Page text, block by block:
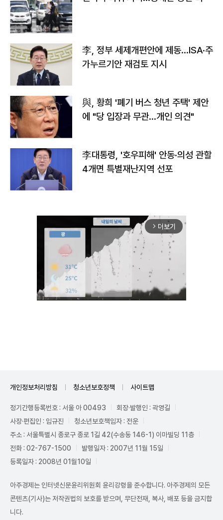
李, 정부 세제개편안에 제동…ISA·주
가누르기안 재검토 지시
與, 황희 '폐기 버스 청년 주택' 제안
에 "당 입장과 무관…개인 의견"
李대통령, '호우피해' 안동·의성 관할
4개면 특별재난지역 선포
arrow_forward_ios 더보기
개인정보처리방침 청소년보호정책 사이트맵
정기간행등록번호 : 서울 아 00493
회장·발행인 : 곽영길
사장·편집인 : 임규진
청소년보호책임자 : 전운
주소 : 서울특별시 종로구 종로 1길 42(수송동 146-1) 이마빌딩 11층
전화 : 02-767-1500
발행일자 : 2007년 11월 15일
등록일자 : 2008년 01월10일
아주경제는 인터넷신문윤리위원회 윤리강령을 준수합니다. 아주경제의 모든
콘텐츠(기사)는 저작권법의 보호를 받으며, 무단전재, 복사, 배포 등을 금지합
니다.